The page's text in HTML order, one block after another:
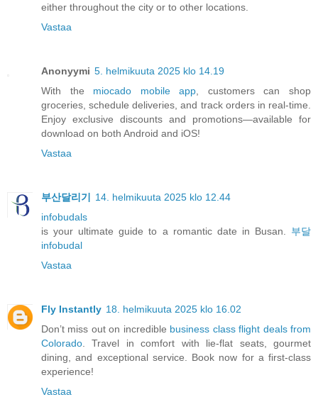
either throughout the city or to other locations.
Vastaa
Anonyymi 5. helmikuuta 2025 klo 14.19
With the miocado mobile app , customers can shop
groceries, schedule deliveries, and track orders in real-time.
Enjoy exclusive discounts and promotions—available for
download on both Android and iOS!
Vastaa
부산달리기
14. helmikuuta 2025 klo 12.44
infobudals
is your ultimate guide to a romantic date in Busan. 부달
infobudal
Vastaa
Fly Instantly 18. helmikuuta 2025 klo 16.02
Don’t miss out on incredible business class flight deals from
Colorado . Travel in comfort with lie-flat seats, gourmet
dining, and exceptional service. Book now for a first-class
experience!
Vastaa